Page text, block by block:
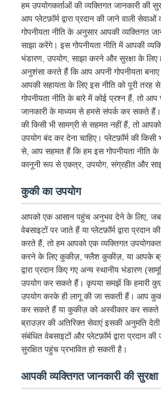
हम उपयोगकर्ताओं की व्यक्तिगत जानकारी की
आप प्लेटफ़ॉर्म द्वारा प्रदान की जाने वाली
गोपनीयता नीति के अनुसार आपकी व्यक्तिगत
साझा करेंगे। इस गोपनीयता नीति में आपकी
भंडारण, उपयोग, साझा करने और सुरक्षा के लिए
अनुशंसा करते हैं कि आप अपनी गोपनीयता
आपकी सहायता के लिए इस नीति को पूरी
गोपनीयता नीति के बारे में कोई प्रश्न हैं, तो आप
जानकारी के माध्यम से हमसे संपर्क कर सकते हैं।
की किसी भी सामग्री से सहमत नहीं हैं, तो
उपयोग बंद कर देना चाहिए। प्लेटफ़ॉर्म की
से, आप सहमत हैं कि हम इस गोपनीयता नीति
कानूनी रूप से एकत्र, उपयोग, संग्रहीत और
कुकी का उपयोग
आपको एक आसान पहुंच अनुभव देने के लिए, जब
वेबसाइटों पर जाते हैं या प्लेटफ़ॉर्म द्वारा प्रदान
करते हैं, तो हम आपको एक व्यक्तिगत
करने के लिए कुकीज़, फ्लैश कुकीज़, या आपके
द्वारा प्रदान किए गए अन्य स्थानीय भंडारण
उपयोग कर सकते हैं। कृपया समझें कि हमारी
उपयोग करके ही लागू की जा सकती हैं। आप
कर सकते हैं या कुकीज़ को अस्वीकार कर सकते
ब्राउज़र की अतिरिक्त सेवाएं इसकी अनुमति
संबंधित वेबसाइटों और प्लेटफ़ॉर्म द्वारा प्रदान
सुरक्षित पहुंच प्रभावित हो सकती है।
आपकी व्यक्तिगत जानकारी की सुरक्षा